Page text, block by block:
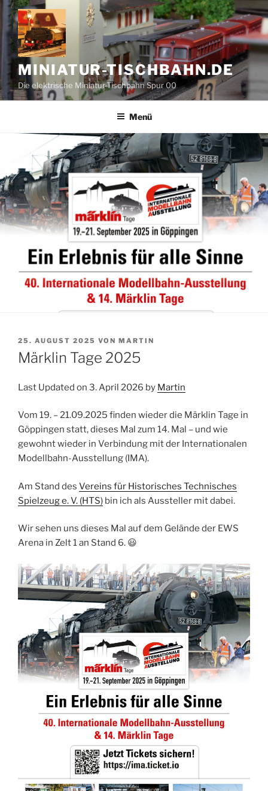
Zum
Inhalt
springen
MINIATUR-TISCHBAHN.DE
Die elektrische Miniatur-Tischbahn Spur 00
Menü
VERÖFFENTLICHT
AM
25. AUGUST 2025 VON MARTIN
Märklin Tage 2025
Last Updated on 3. April 2026 by Martin
Vom 19. – 21.09.2025 finden wieder die Märklin Tage in
Göppingen statt, dieses Mal zum 14. Mal – und wie
gewohnt wieder in Verbindung mit der Internationalen
Modellbahn-Ausstellung (IMA).
Am Stand des Vereins für Historisches Technisches
Spielzeug e. V. (HTS) bin ich als Aussteller mit dabei.
Wir sehen uns dieses Mal auf dem Gelände der EWS
Arena in Zelt 1 an Stand 6. 😃